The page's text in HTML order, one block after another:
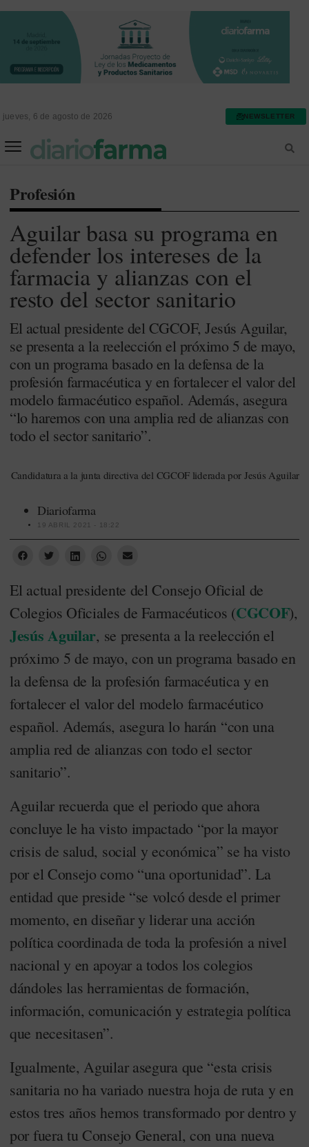
jueves, 6 de agosto de 2026 NEWSLETTER
Profesión
Aguilar basa su programa en
defender los intereses de la
farmacia y alianzas con el
resto del sector sanitario
El actual presidente del CGCOF, Jesús Aguilar,
se presenta a la reelección el próximo 5 de mayo,
con un programa basado en la defensa de la
profesión farmacéutica y en fortalecer el valor del
modelo farmacéutico español. Además, asegura
“lo haremos con una amplia red de alianzas con
todo el sector sanitario”.
Candidatura a la junta directiva del CGCOF liderada por Jesús Aguilar
Diariofarma
19 ABRIL 2021 - 18:22
El actual presidente del Consejo Oficial de
Colegios Oficiales de Farmacéuticos (CGCOF),
Jesús Aguilar, se presenta a la reelección el
próximo 5 de mayo, con un programa basado en
la defensa de la profesión farmacéutica y en
fortalecer el valor del modelo farmacéutico
español. Además, asegura lo harán “con una
amplia red de alianzas con todo el sector
sanitario”.
Aguilar recuerda que el periodo que ahora
concluye le ha visto impactado “por la mayor
crisis de salud, social y económica” se ha visto
por el Consejo como “una oportunidad”. La
entidad que preside “se volcó desde el primer
momento, en diseñar y liderar una acción
política coordinada de toda la profesión a nivel
nacional y en apoyar a todos los colegios
dándoles las herramientas de formación,
información, comunicación y estrategia política
que necesitasen”.
Igualmente, Aguilar asegura que “esta crisis
sanitaria no ha variado nuestra hoja de ruta y en
estos tres años hemos transformado por dentro y
por fuera tu Consejo General, con una nueva